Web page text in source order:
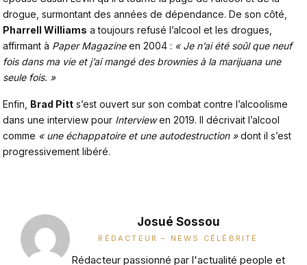
drogue, surmontant des années de dépendance. De son côté,
Pharrell Williams a toujours refusé l’alcool et les drogues,
affirmant à Paper Magazineen 2004 : « Je n’ai été soûl que neuf
fois dans ma vie et j’ai mangé des brownies à la marijuana une
seule fois. »
Enfin, Brad Pitt s’est ouvert sur son combat contre l’alcoolisme
dans une interview pour Interviewen 2019. Il décrivait l’alcool
comme « une échappatoire et une autodestruction »dont il s’est
progressivement libéré.
Josué Sossou
RÉDACTEUR – NEWS CÉLÉBRITÉ
Rédacteur passionné par l'actualité people et